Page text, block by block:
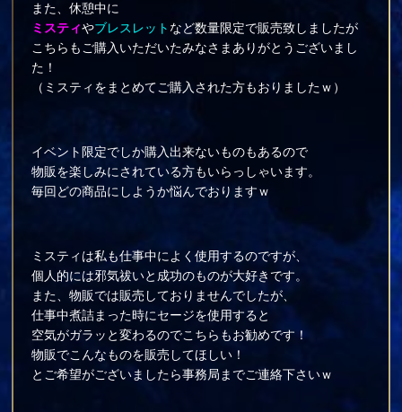
また、休憩中に
ミスティやブレスレット など数量限定で販売致しましたが
こちらもご購入いただいたみなさまありがとうございまし
た！
（ミスティをまとめてご購入された方もおりましたｗ）
イベント限定でしか購入出来ないものもあるので
物販を楽しみにされている方もいらっしゃいます。
毎回どの商品にしようか悩んでおりますｗ
ミスティは私も仕事中によく使用するのですが、
個人的には邪気祓いと成功のものが大好きです。
また、物販では販売しておりませんでしたが、
仕事中煮詰まった時にセージを使用すると
空気がガラッと変わるのでこちらもお勧めです！
物販でこんなものを販売してほしい！
とご希望がございましたら事務局までご連絡下さいｗ